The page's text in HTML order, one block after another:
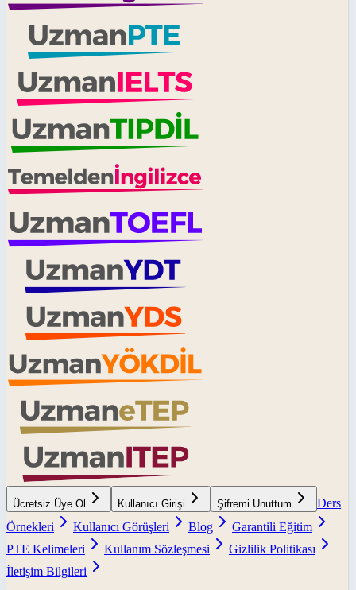
Ücretsiz Üye Ol Kullanıcı Girişi Şifremi Unuttum
Ders
Örnekleri
Kullanıcı Görüşleri Blog
Garantili Eğitim
PTE Kelimeleri
Kullanım Sözleşmesi
Gizlilik Politikası
İletişim Bilgileri